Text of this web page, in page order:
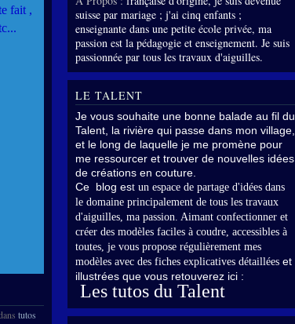
fait ,
tutos
suisse par mariage ; j'ai cinq enfants ;
enseignante dans une petite école privée, ma
passion est la pédagogie et enseignement. Je suis
passionnée par tous les travaux d'aiguilles.
LE TALENT
Je vous souhaite une bonne balade au fil du
Talent, la rivière qui passe dans mon village,
et le long de laquelle je me promène pour
me ressourcer et trouver de nouvelles idées
de créations en couture.
Ce blog est un espace de partage d'idées dans
le domaine principalement de tous les travaux
d'aiguilles, ma passion. Aimant confectionner et
créer des modèles faciles à coudre, accessibles à
toutes, je vous propose régulièrement mes
modèles avec des fiches explicatives détaillées et
illustrées que vous retouverez ici :
Les tutos du Talent